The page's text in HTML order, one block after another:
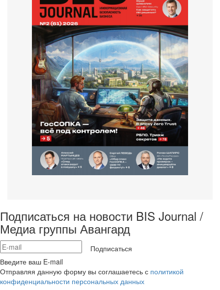
Подписаться на новости BIS Journal /
Медиа группы Авангард
Подписаться
Введите ваш E-mail
Отправляя данную форму вы соглашаетесь с политикой
конфиденциальности персональных данных